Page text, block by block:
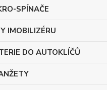
SPÍNAČE
IMOBILIZÉRU
DO AUTOKLÍČŮ